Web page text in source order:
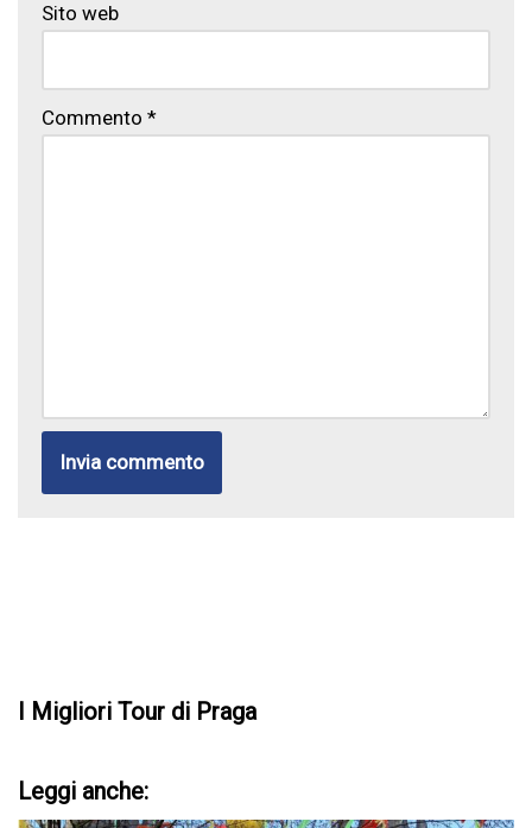
Sito web
Commento *
I Migliori Tour di Praga
Leggi anche: